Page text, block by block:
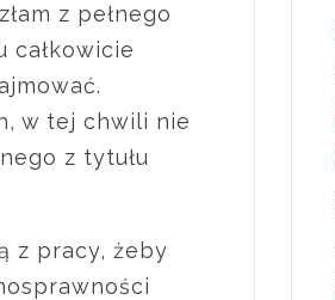
z pełnego
całkowicie
w tej chwili nie
z tytułu
z pracy, żeby